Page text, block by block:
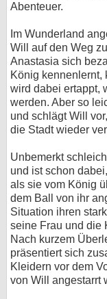
Abenteuer.
Im Wunderland
Will auf den Weg
Anastasia sich
König kennenlernt,
wird dabei ertappt,
werden. Aber so
und schlägt Will
die Stadt wieder
Unbemerkt
und ist schon
als sie vom König
dem Ball von ihr
Situation ihren
seine Frau und die
Nach kurzem
präsentiert sich
Kleidern vor dem
von Will angestarrt